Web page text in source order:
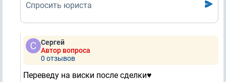
Спросить юриста
Сергей
Автор вопроса
0 отзывов
Переведу на виски после сделки♥️